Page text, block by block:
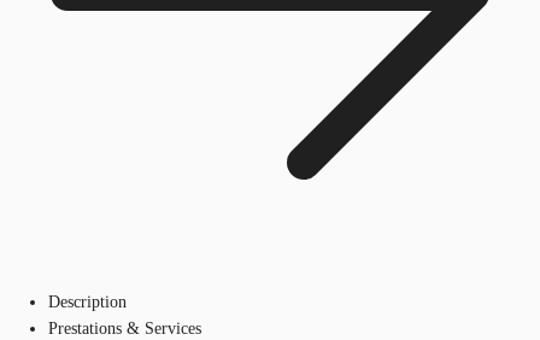
Description
Prestations & Services